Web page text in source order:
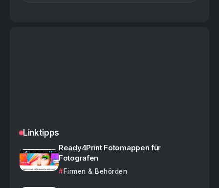
Linktipps
Ready4Print Fotomappen für
Fotografen
Firmen & Behörden